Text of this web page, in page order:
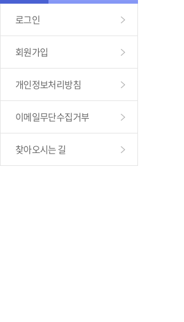
로그인
회원가입
개인정보처리방침
이메일무단수집거부
찾아오시는 길